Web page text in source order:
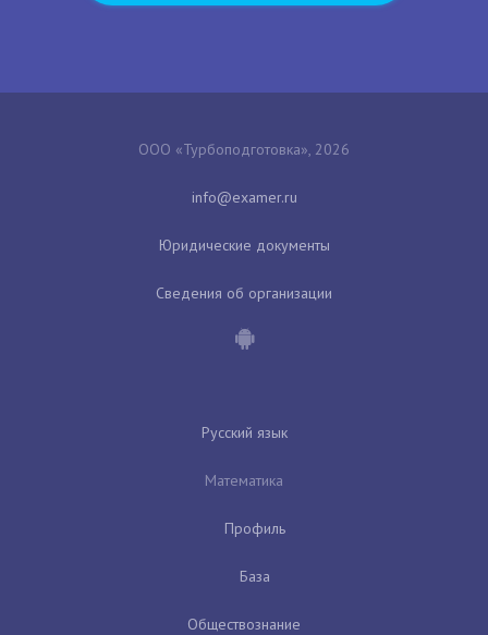
ООО «Турбоподготовка», 2026
Юридические документы
Сведения об организации
Русский язык
Математика
Профиль
База
Обществознание